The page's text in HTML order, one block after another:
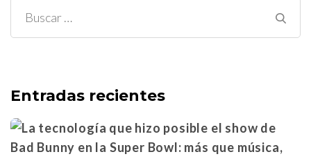
Buscar:
Entradas recientes